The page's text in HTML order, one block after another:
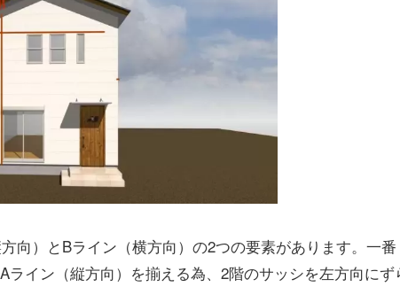
向）とBライン（横方向）の2つの要素があります。一番
イン（縦方向）を揃える為、2階のサッシを左方向にず